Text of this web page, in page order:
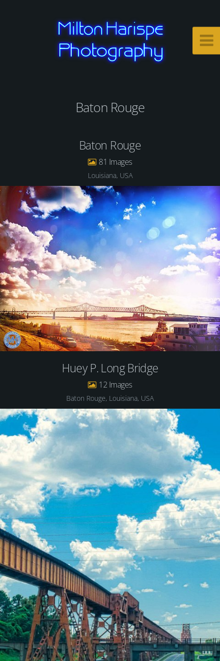
Baton Rouge
Baton Rouge
81
Louisiana, USA
Huey P. Long Bridge
12
Baton Rouge, Louisiana, USA